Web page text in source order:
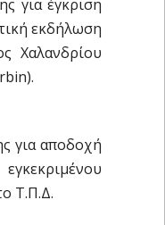
για έγκριση
εκδήλωση
Χαλανδρίου
για αποδοχή
Τ.Π.Δ.